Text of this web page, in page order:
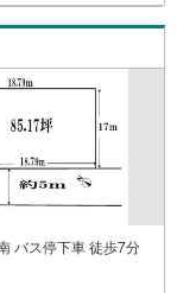
軽にお問い合わせ
バス停下車 徒歩7分